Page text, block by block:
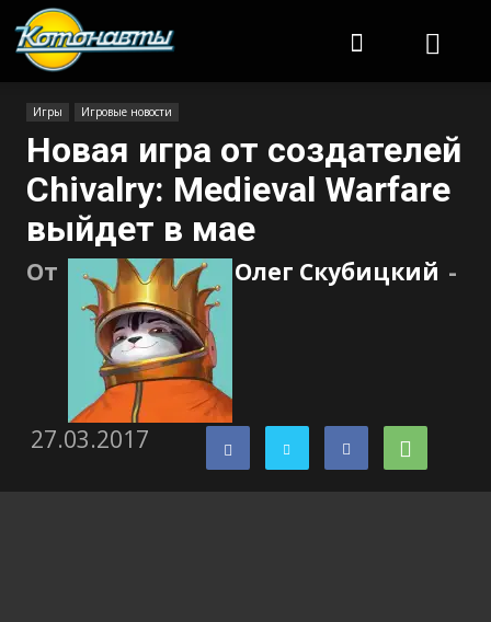
Игры Игровые новости
Новая игра от создателей
Chivalry: Medieval Warfare
выйдет в мае
От Олег Скубицкий -
27.03.2017